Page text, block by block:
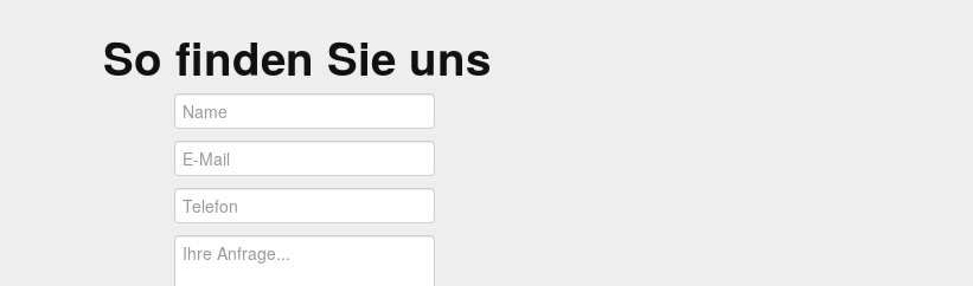
So finden Sie uns